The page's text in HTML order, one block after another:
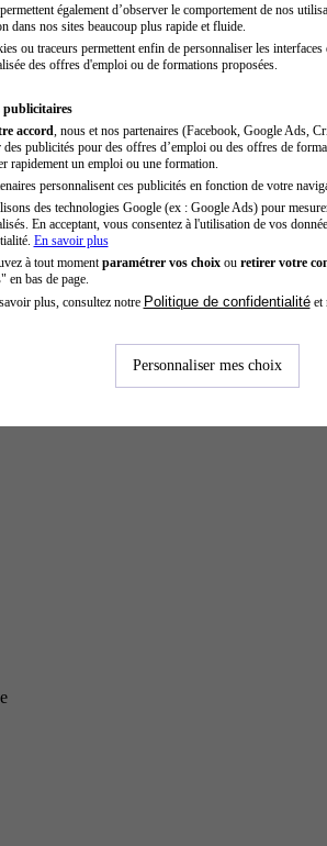
également d’observer le comportement de nos
dans nos sites beaucoup plus rapide et fluide.
ou traceurs permettent enfin de personnaliser les
des offres d'emploi ou de formations proposées.
publicitaires
accord , nous et nos partenaires (Facebook, Google Ads,
des publicités pour des offres d’emploi ou des offres de
rapidement un emploi ou une formation.
personnalisent ces publicités en fonction de votre
des technologies Google (ex : Google Ads) pour
En acceptant, vous consentez à l'utilisation de vos
En savoir plus
à tout moment paramétrer vos choixou retirer votre
" en bas de page.
plus, consultez notre Politique de confidentialitéet
Personnaliser mes choix